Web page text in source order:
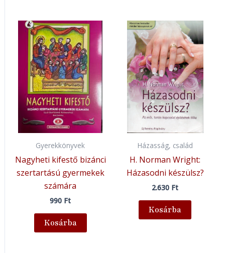
Gyerekkönyvek
Nagyheti kifestő bizánci
szertartású gyermekek
számára
990 Ft
Kosárba
Házasság, család
H. Norman Wright:
Házasodni készülsz?
2.630 Ft
Kosárba